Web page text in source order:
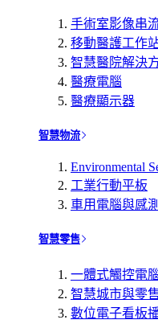
手術室影像串
移動醫護工作
智慧醫院解決
醫療電腦
醫療顯示器
智慧物流
Environmental
工業行動平板
車用電腦與感
智慧零售
一體式觸控電
智慧城市與零
數位電子看板